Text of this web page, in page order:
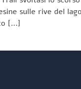
sulle rive del
[…]